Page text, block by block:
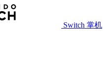
Switch 掌机